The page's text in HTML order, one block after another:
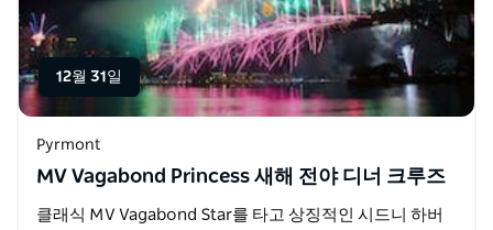
12월 31일
Pyrmont
MV Vagabond Princess 새해 전야 디너 크루즈
클래식 MV Vagabond Star를 타고 상징적인 시드니 하버